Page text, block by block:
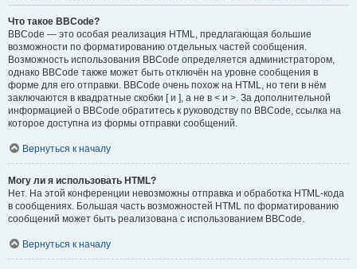
Что такое BBCode?
BBCode — это особая реализация HTML, предлагающая большие
возможности по форматированию отдельных частей сообщения.
Возможность использования BBCode определяется администратором,
однако BBCode также может быть отключён на уровне сообщения в
форме для его отправки. BBCode очень похож на HTML, но теги в нём
заключаются в квадратные скобки [ и ], а не в < и >. За дополнительной
информацией о BBCode обратитесь к руководству по BBCode, ссылка на
которое доступна из формы отправки сообщений.
Вернуться к началу
Могу ли я использовать HTML?
Нет. На этой конференции невозможны отправка и обработка HTML-кода
в сообщениях. Большая часть возможностей HTML по форматированию
сообщений может быть реализована с использованием BBCode.
Вернуться к началу